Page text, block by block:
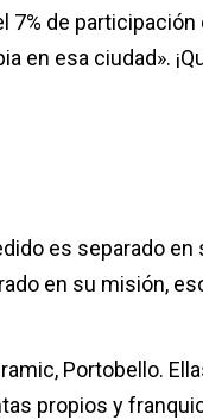
7% de participación
en esa ciudad».
es separado en
en su misión,
Portobello.
propios y